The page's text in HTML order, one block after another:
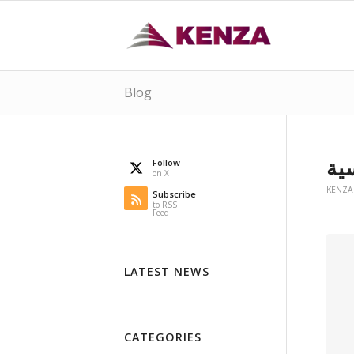
Blog
Follow
on X
Subscribe
to RSS
Feed
LATEST NEWS
CATEGORIES